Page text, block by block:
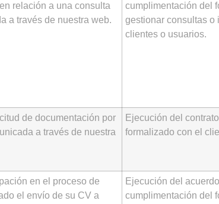
relación a una consulta
a través de nuestra web.
cumplimentación del
gestionar consultas o
clientes o usuarios.
de documentación por
a través de nuestra
Ejecución del
formalizado con el
en el proceso de
el envío de su CV a
Ejecución del
cumplimentación del